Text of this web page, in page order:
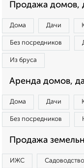
Продажа домов,
Дома Дачи
Без посредников
Из бруса
Аренда домов,
Дома Дачи
Без посредников
Продажа
ИЖС Садоводство